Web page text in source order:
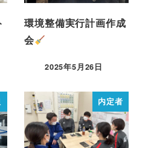
環境整備実行計画作成
会
2025年5月26日
内定者